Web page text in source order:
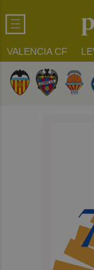
VALENCIA CF